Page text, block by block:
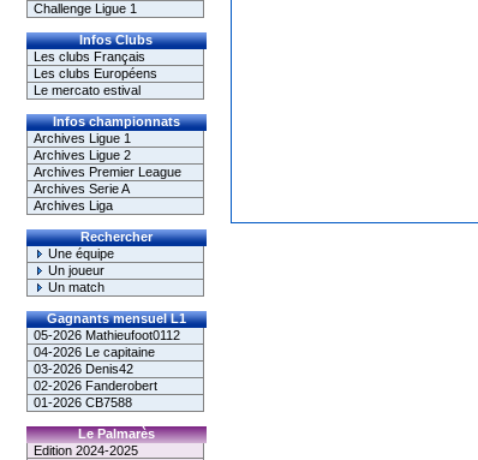
Challenge Ligue 1
Infos Clubs
Les clubs Français
Les clubs Européens
Le mercato estival
Infos championnats
Archives Ligue 1
Archives Ligue 2
Archives Premier League
Archives Serie A
Archives Liga
Rechercher
Une équipe
Un joueur
Un match
Gagnants mensuel L1
05-2026 Mathieufoot0112
04-2026 Le capitaine
03-2026 Denis42
02-2026 Fanderobert
01-2026 CB7588
Le Palmarès
Edition 2024-2025